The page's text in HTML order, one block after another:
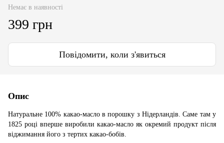
Немає в наявності
399 грн
Повідомити, коли з'явиться
Опис
Натуральне 100% какао-масло в порошку з Нідерландів. Саме там у
1825 році вперше виробили какао-масло як окремий продукт після
віджимання його з тертих какао-бобів.